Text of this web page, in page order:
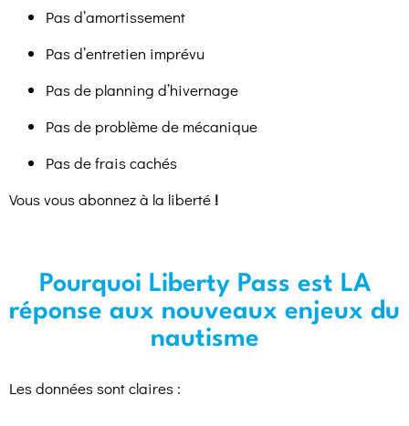
Pas d’amortissement
Pas d’entretien imprévu
Pas de planning d’hivernage
Pas de problème de mécanique
Pas de frais cachés
Vous vous abonnez à la liberté !
Pourquoi Liberty Pass est LA
réponse aux nouveaux enjeux du
nautisme
Les données sont claires :